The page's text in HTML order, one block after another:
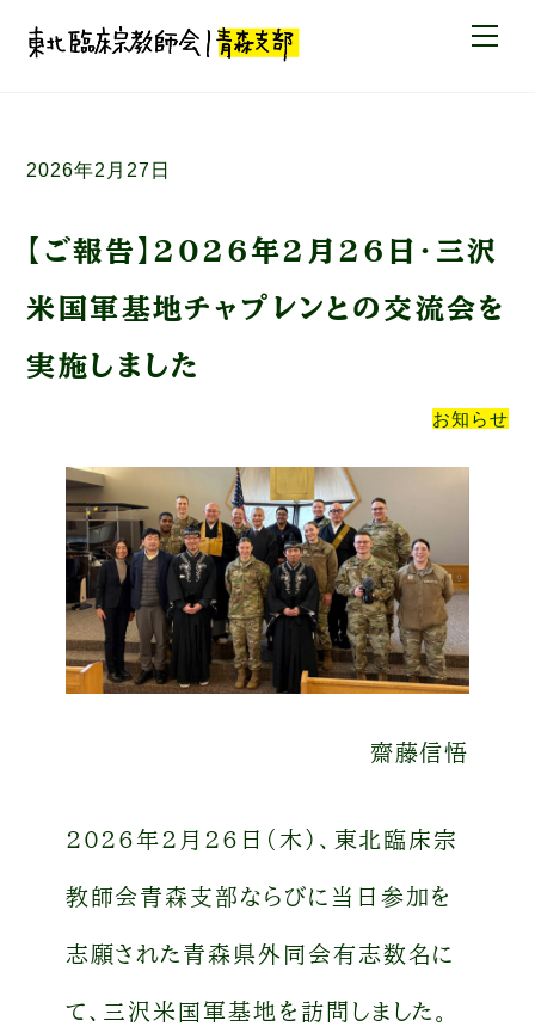
Skip
2026年2月27日
【ご報告】2026年2月26日・三沢
米国軍基地チャプレンとの交流会を
実施しました
お知らせ
齋藤信悟
2026年2月26日（木）、東北臨床宗
教師会青森支部ならびに当日参加を
志願された青森県外同会有志数名に
て、三沢米国軍基地を訪問しました。